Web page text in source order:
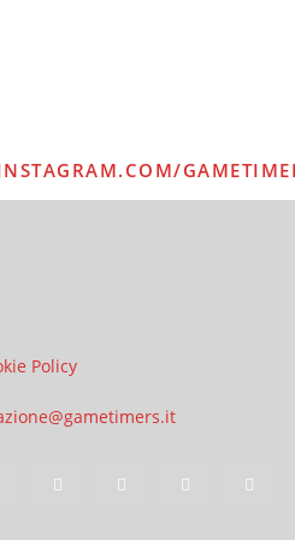
Policy